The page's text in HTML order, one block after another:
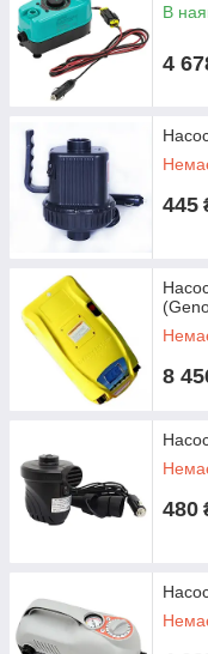
В
4
445
8
480